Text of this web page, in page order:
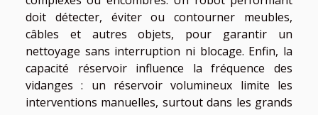
doit détecter, éviter ou contourner meubles,
câbles et autres objets, pour garantir un
nettoyage sans interruption ni blocage. Enfin, la
capacité réservoir influence la fréquence des
vidanges : un réservoir volumineux limite les
interventions manuelles, surtout dans les grands